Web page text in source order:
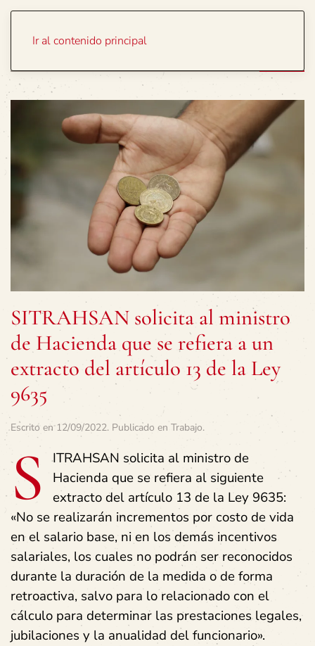
Ir al contenido principal
SITRAHSAN solicita al ministro
de Hacienda que se refiera a un
extracto del artículo 13 de la Ley
9635
Escrito en12/09/2022. Publicado en Trabajo.
S
ITRAHSAN solicita al ministro de
Hacienda que se refiera al siguiente
extracto del artículo 13 de la Ley 9635:
«No se realizarán incrementos por costo de vida
en el salario base, ni en los demás incentivos
salariales, los cuales no podrán ser reconocidos
durante la duración de la medida o de forma
retroactiva, salvo para lo relacionado con el
cálculo para determinar las prestaciones legales,
jubilaciones y la anualidad del funcionario».